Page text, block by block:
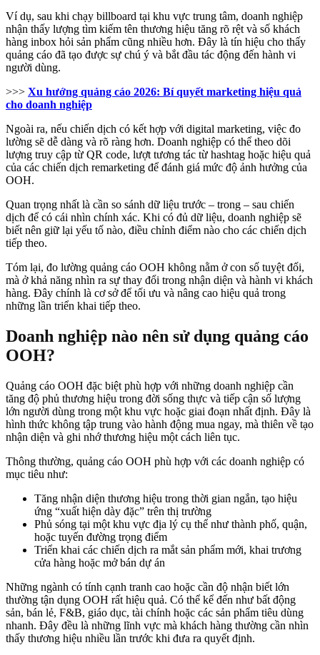
Ví dụ, sau khi chạy billboard tại khu vực trung tâm, doanh nghiệp
nhận thấy lượng tìm kiếm tên thương hiệu tăng rõ rệt và số khách
hàng inbox hỏi sản phẩm cũng nhiều hơn. Đây là tín hiệu cho thấy
quảng cáo đã tạo được sự chú ý và bắt đầu tác động đến hành vi
người dùng.
>>> Xu hướng quảng cáo 2026: Bí quyết marketing hiệu quả
cho doanh nghiệp
Ngoài ra, nếu chiến dịch có kết hợp với digital marketing, việc đo
lường sẽ dễ dàng và rõ ràng hơn. Doanh nghiệp có thể theo dõi
lượng truy cập từ QR code, lượt tương tác từ hashtag hoặc hiệu quả
của các chiến dịch remarketing để đánh giá mức độ ảnh hưởng của
OOH.
Quan trọng nhất là cần so sánh dữ liệu trước – trong – sau chiến
dịch để có cái nhìn chính xác. Khi có đủ dữ liệu, doanh nghiệp sẽ
biết nên giữ lại yếu tố nào, điều chỉnh điểm nào cho các chiến dịch
tiếp theo.
Tóm lại, đo lường quảng cáo OOH không nằm ở con số tuyệt đối,
mà ở khả năng nhìn ra sự thay đổi trong nhận diện và hành vi khách
hàng. Đây chính là cơ sở để tối ưu và nâng cao hiệu quả trong
những lần triển khai tiếp theo.
Doanh nghiệp nào nên sử dụng quảng cáo
OOH?
Quảng cáo OOH đặc biệt phù hợp với những doanh nghiệp cần
tăng độ phủ thương hiệu trong đời sống thực và tiếp cận số lượng
lớn người dùng trong một khu vực hoặc giai đoạn nhất định. Đây là
hình thức không tập trung vào hành động mua ngay, mà thiên về tạo
nhận diện và ghi nhớ thương hiệu một cách liên tục.
Thông thường, quảng cáo OOH phù hợp với các doanh nghiệp có
mục tiêu như:
Tăng nhận diện thương hiệu trong thời gian ngắn, tạo hiệu
ứng “xuất hiện dày đặc” trên thị trường
Phủ sóng tại một khu vực địa lý cụ thể như thành phố, quận,
hoặc tuyến đường trọng điểm
Triển khai các chiến dịch ra mắt sản phẩm mới, khai trương
cửa hàng hoặc mở bán dự án
Những ngành có tính cạnh tranh cao hoặc cần độ nhận biết lớn
thường tận dụng OOH rất hiệu quả. Có thể kể đến như bất động
sản, bán lẻ, F&B, giáo dục, tài chính hoặc các sản phẩm tiêu dùng
nhanh. Đây đều là những lĩnh vực mà khách hàng thường cần nhìn
thấy thương hiệu nhiều lần trước khi đưa ra quyết định.